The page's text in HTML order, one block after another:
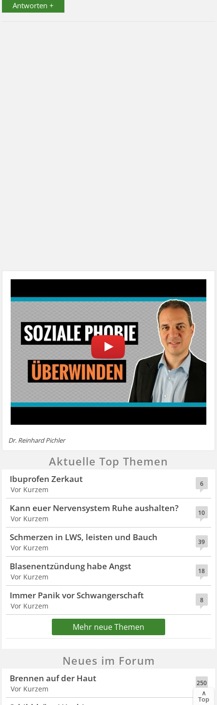
Antworten +
Dr. Reinhard Pichler
Aktuelle Top Themen
6
Ibuprofen Zerkaut
Vor Kurzem
10
Kann euer Nervensystem Ruhe aushalten?
Vor Kurzem
39
Schmerzen in LWS, leisten und Bauch
Vor Kurzem
18
Blasenentzündung habe Angst
Vor Kurzem
8
Immer Panik vor Schwangerschaft
Vor Kurzem
Mehr neue Themen
Neues im Forum
250
Brennen auf der Haut
Vor Kurzem ∧
Top